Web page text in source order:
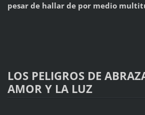
pesar de hallar de por medio
LOS PELIGROS DE
AMOR Y LA LUZ